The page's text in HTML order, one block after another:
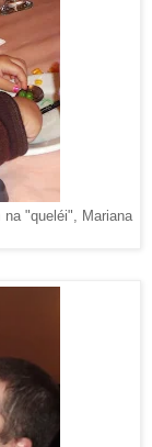
na "queléi", Mariana